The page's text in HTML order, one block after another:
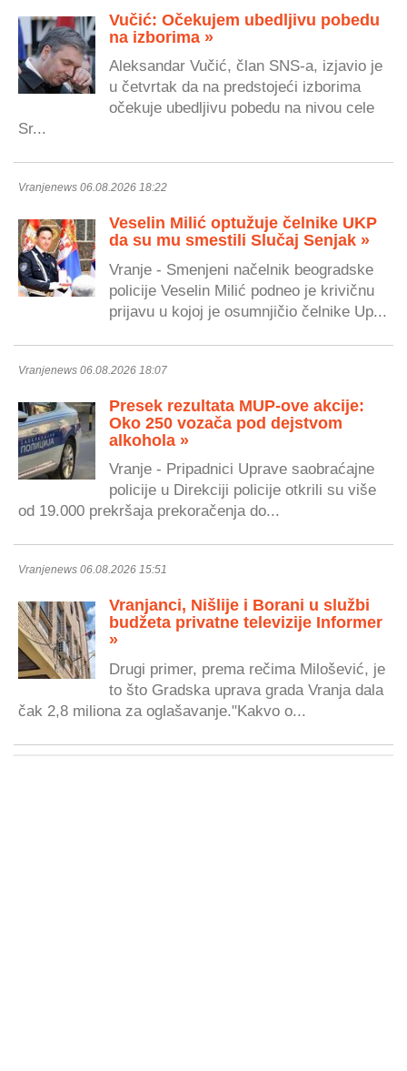
Vučić: Očekujem ubedljivu pobedu
na izborima »
Aleksandar Vučić, član SNS-a, izjavio je
u četvrtak da na predstojeći izborima
očekuje ubedljivu pobedu na nivou cele
Sr...
Vranjenews 06.08.2026 18:22
Veselin Milić optužuje čelnike UKP
da su mu smestili Slučaj Senjak »
Vranje - Smenjeni načelnik beogradske
policije Veselin Milić podneo je krivičnu
prijavu u kojoj je osumnjičio čelnike Up...
Vranjenews 06.08.2026 18:07
Presek rezultata MUP-ove akcije:
Oko 250 vozača pod dejstvom
alkohola »
Vranje - Pripadnici Uprave saobraćajne
policije u Direkciji policije otkrili su više
od 19.000 prekršaja prekoračenja do...
Vranjenews 06.08.2026 15:51
Vranjanci, Nišlije i Borani u službi
budžeta privatne televizije Informer
»
Drugi primer, prema rečima Milošević, je
to što Gradska uprava grada Vranja dala
čak 2,8 miliona za oglašavanje."Kakvo o...